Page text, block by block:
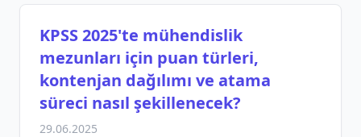
KPSS 2025'te mühendislik
mezunları için puan türleri,
kontenjan dağılımı ve atama
süreci nasıl şekillenecek?
29.06.2025